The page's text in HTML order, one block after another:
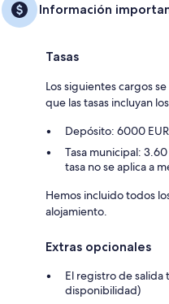
Información
Tasas
Los siguientes cargos
que las tasas incluyan
Depósito: 6000
Tasa municipal:
tasa no se aplica a
Hemos incluido todos
alojamiento.
Extras opcionales
El registro de salida
disponibilidad)